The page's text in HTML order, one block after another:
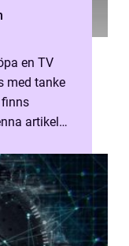
en TV
med tanke
artikel